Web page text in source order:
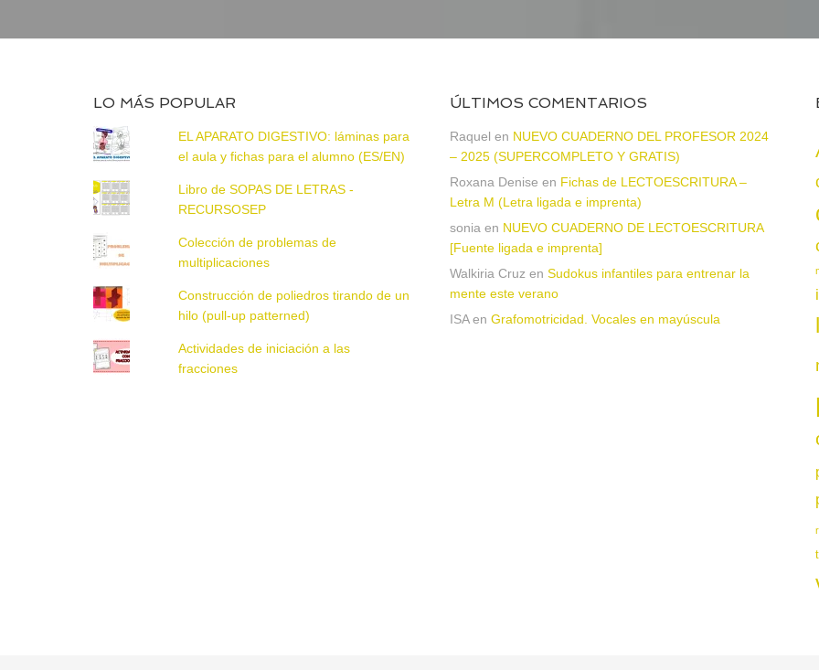
LO MÁS POPULAR
EL APARATO DIGESTIVO: láminas para
el aula y fichas para el alumno (ES/EN)
Libro de SOPAS DE LETRAS -
RECURSOSEP
Colección de problemas de
multiplicaciones
Construcción de poliedros tirando de un
hilo (pull-up patterned)
Actividades de iniciación a las
fracciones
ÚLTIMOS COMENTARIOS
Raquel en NUEVO CUADERNO DEL PROFESOR 2024
– 2025 (SUPERCOMPLETO Y GRATIS)
Roxana Denise en Fichas de LECTOESCRITURA –
Letra M (Letra ligada e imprenta)
sonia en NUEVO CUADERNO DE LECTOESCRITURA
[Fuente ligada e imprenta]
Walkiria Cruz en Sudokus infantiles para entrenar la
mente este verano
ISAen Grafomotricidad. Vocales en mayúscula